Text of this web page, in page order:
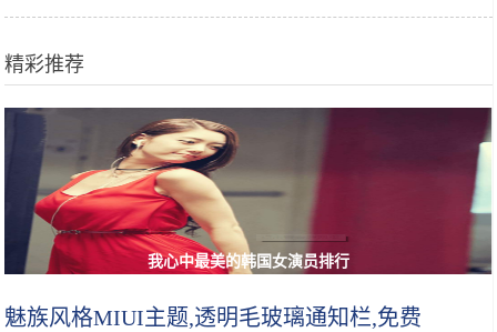
精彩推荐
我心中最美的韩国女演员排行
魅族风格MIUI主题,透明毛玻璃通知栏,免费